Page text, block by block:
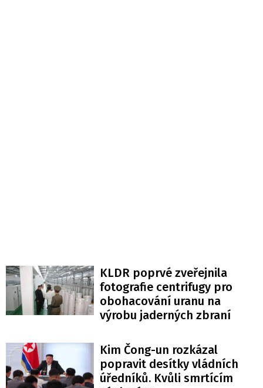
KLDR poprvé zveřejnila
fotografie centrifugy pro
obohacování uranu na
výrobu jaderných zbraní
Kim Čong-un rozkázal
popravit desítky vládních
úředníků. Kvůli smrtícím